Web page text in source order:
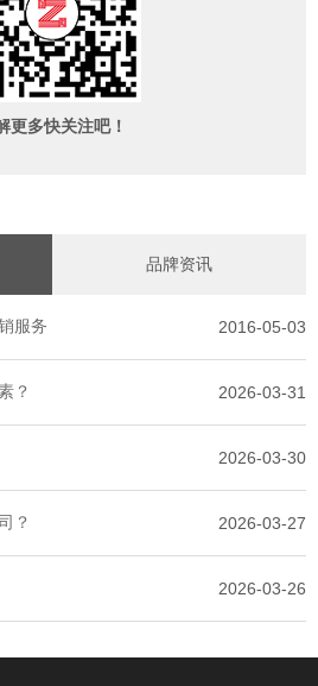
更多快关注吧！
品牌资讯
服务 2016-05-03
？ 2026-03-31
2026-03-30
？ 2026-03-27
2026-03-26